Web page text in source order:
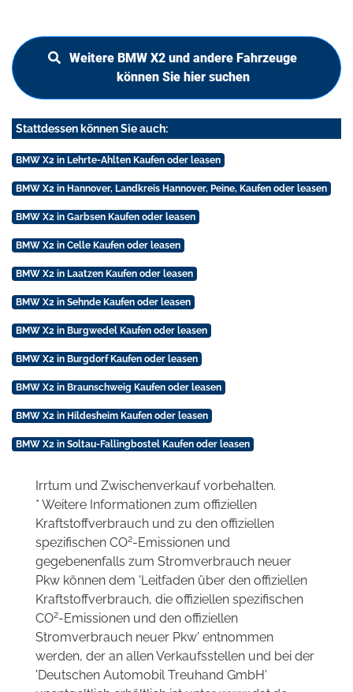
Weitere BMW X2 und andere Fahrzeuge
können Sie hier suchen
Stattdessen können Sie auch:
BMW X2 in Lehrte-Ahlten Kaufen oder leasen
BMW X2 in Hannover, Landkreis Hannover, Peine, Kaufen oder leasen
BMW X2 in Garbsen Kaufen oder leasen
BMW X2 in Celle Kaufen oder leasen
BMW X2 in Laatzen Kaufen oder leasen
BMW X2 in Sehnde Kaufen oder leasen
BMW X2 in Burgwedel Kaufen oder leasen
BMW X2 in Burgdorf Kaufen oder leasen
BMW X2 in Braunschweig Kaufen oder leasen
BMW X2 in Hildesheim Kaufen oder leasen
BMW X2 in Soltau-Fallingbostel Kaufen oder leasen
Irrtum und Zwischenverkauf vorbehalten.
* Weitere Informationen zum offiziellen
Kraftstoffverbrauch und zu den offiziellen
spezifischen CO2-Emissionen und
gegebenenfalls zum Stromverbrauch neuer
Pkw können dem 'Leitfaden über den offiziellen
Kraftstoffverbrauch, die offiziellen spezifischen
CO2-Emissionen und den offiziellen
Stromverbrauch neuer Pkw' entnommen
werden, der an allen Verkaufsstellen und bei der
'Deutschen Automobil Treuhand GmbH'